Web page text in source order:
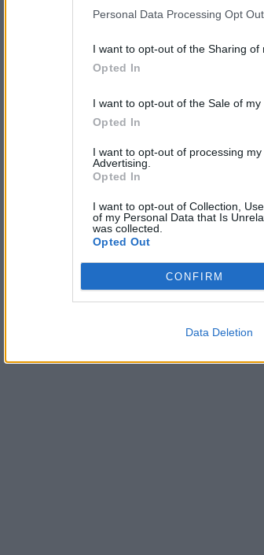
Personal Data Processing Opt
I want to opt-out of the Sharing of
Opted In
I want to opt-out of the Sale of my
Opted In
I want to opt-out of processing
Advertising.
Opted In
I want to opt-out of Collection,
of my Personal Data that Is
was collected.
Opted Out
CONFIRM
Data Deletion